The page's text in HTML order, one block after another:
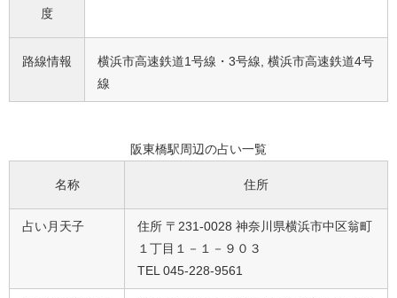
度
路線情報
横浜市高速鉄道1号線・3号線, 横浜市高速鉄道4号
線
阪東橋駅周辺の占い一覧
名称 住所
占い月天子
住所 〒231-0028 神奈川県横浜市中区翁町
１丁目１－１－９０３
TEL 045-228-9561